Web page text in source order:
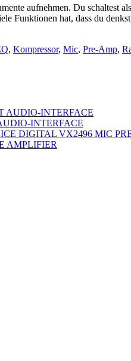
aufnehmen. Du schaltest
Funktionen hat, dass du
, Kompressor, Mic, Pre-Amp,
AUDIO-INTERFACE
INTERFACE
DIGITAL VX2496 MIC
AMPLIFIER